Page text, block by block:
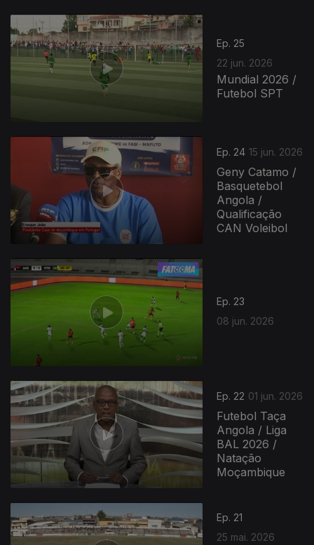
Ep. 25
22 jun. 2026
Mundial 2026 /
Futebol SPT
Ep. 24 15 jun. 2026
Geny Catamo /
Basquetebol
Angola /
Qualificação
CAN Voleibol
Ep. 23
08 jun. 2026
Ep. 22 01 jun. 2026
Futebol Taça
Angola / Liga
BAL 2026 /
Natação
Moçambique
Ep. 21
25 mai. 2026